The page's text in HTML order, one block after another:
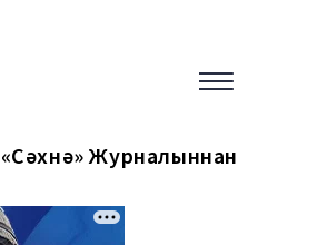
«Сәхнә» Журналыннан